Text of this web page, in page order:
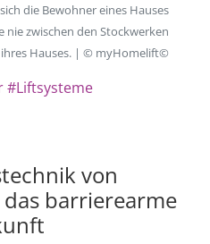
die Bewohner eines Hauses
nie zwischen den Stockwerken
ihres Hauses. | © myHomelift©
#Liftsysteme
von
barrierearme